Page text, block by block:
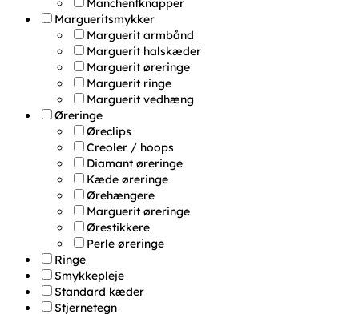
Manchentknapper
Margueritsmykker
Marguerit armbånd
Marguerit halskæder
Marguerit øreringe
Marguerit ringe
Marguerit vedhæng
Øreringe
Øreclips
Creoler / hoops
Diamant øreringe
Kæde øreringe
Ørehængere
Marguerit øreringe
Ørestikkere
Perle øreringe
Ringe
Smykkepleje
Standard kæder
Stjernetegn